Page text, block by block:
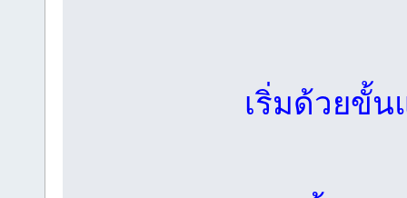
เริ่มด้วยขั้